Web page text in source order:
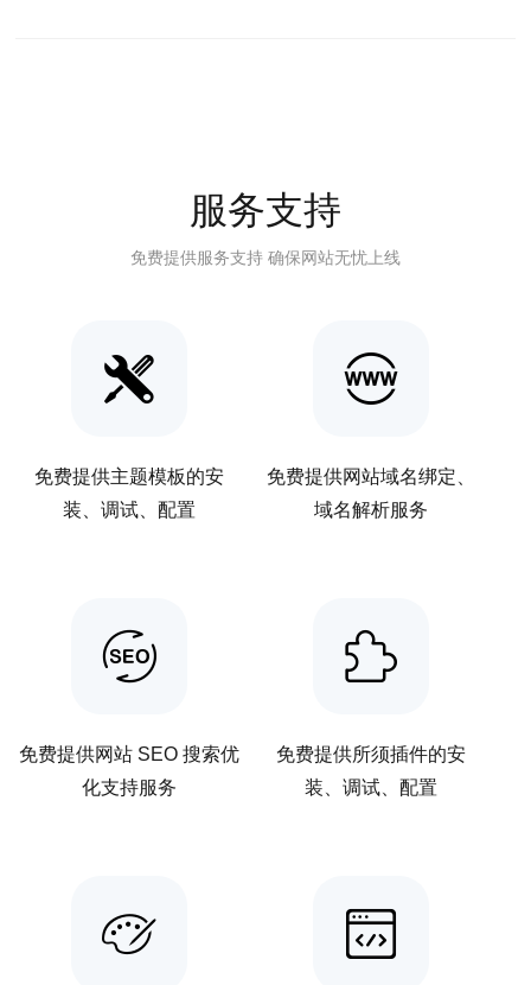
服务支持
免费提供服务支持 确保网站无忧上线
免费提供主题模板的安
装、调试、配置
免费提供网站域名绑定、
域名解析服务
免费提供网站 SEO 搜索优
化支持服务
免费提供所须插件的安
装、调试、配置